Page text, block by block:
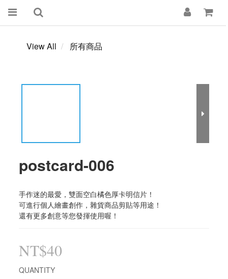
View All 所有商品
postcard-006
手作迷的最愛，雙面空白橘色厚卡明信片！
可進行個人繪畫創作，雜貨商品剪貼等用途！
還有更多創意等您發揮使用喔！
NT$40
QUANTITY